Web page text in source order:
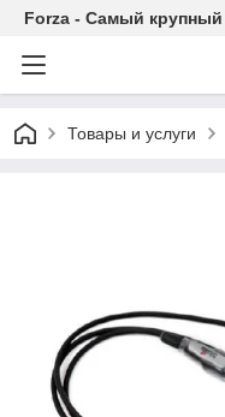
Forza - Самый крупный
Товары и услуги